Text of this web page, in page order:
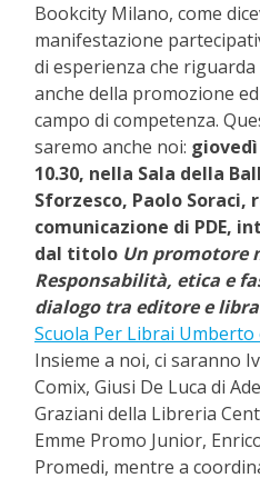
Bookcity Milano, come
manifestazione
di esperienza che
anche della promozione
campo di competenza.
saremo anche noi:
10.30, nella Sala della
Sforzesco, Paolo Soraci,
comunicazione di PDE,
dal titolo Un promotore
Responsabilità, etica e
dialogo tra editore e
Scuola Per Librai
Insieme a noi, ci saranno
Comix, Giusi De Luca di
Graziani della Libreria
Emme Promo Junior,
Promedi, mentre a